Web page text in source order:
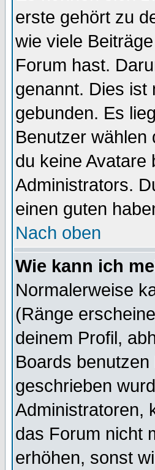
erste gehört zu
wie viele
Forum hast.
genannt. Dies ist
gebunden. Es
Benutzer wählen
du keine Avatare
Administrators.
einen guten
Nach oben
Wie kann ich
Normalerweise
(Ränge
deinem Profil,
Boards
geschrieben
Administratoren,
das Forum nicht
erhöhen, sonst